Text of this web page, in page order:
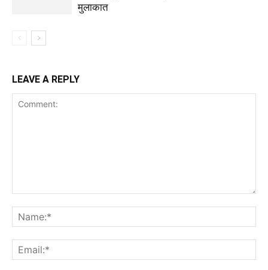
मुलाकात
LEAVE A REPLY